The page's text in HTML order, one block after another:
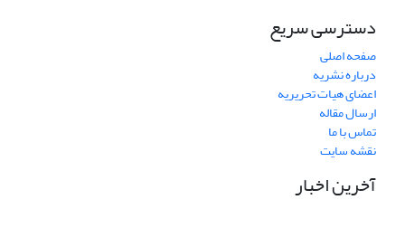
دسترسی سریع
صفحه اصلی
درباره نشریه
اعضای هیات تحریریه
ارسال مقاله
تماس با ما
نقشه سایت
آخرین اخبار